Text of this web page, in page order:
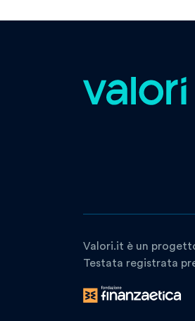
Valori.it è un
Testata registrata